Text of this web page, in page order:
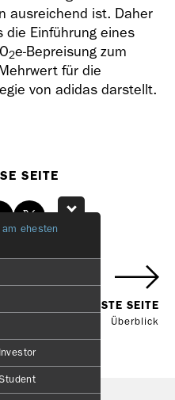
ausreichend ist. Daher
die Einführung eines
2e-Bepreisung zum
für die
von adidas darstellt.
SEITE
LinkedInTwitter
NÄCHSTE SEITE
Überblick
ehesten